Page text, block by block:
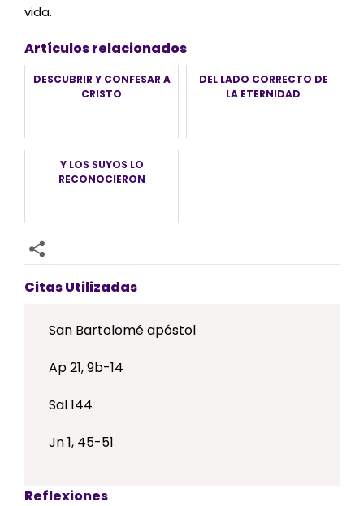
vida.
Artículos relacionados
DESCUBRIR Y CONFESAR A
CRISTO
DEL LADO CORRECTO DE
LA ETERNIDAD
Y LOS SUYOS LO
RECONOCIERON
Citas Utilizadas
San Bartolomé apóstol
Ap 21, 9b-14
Sal 144
Jn 1, 45-51
Reflexiones